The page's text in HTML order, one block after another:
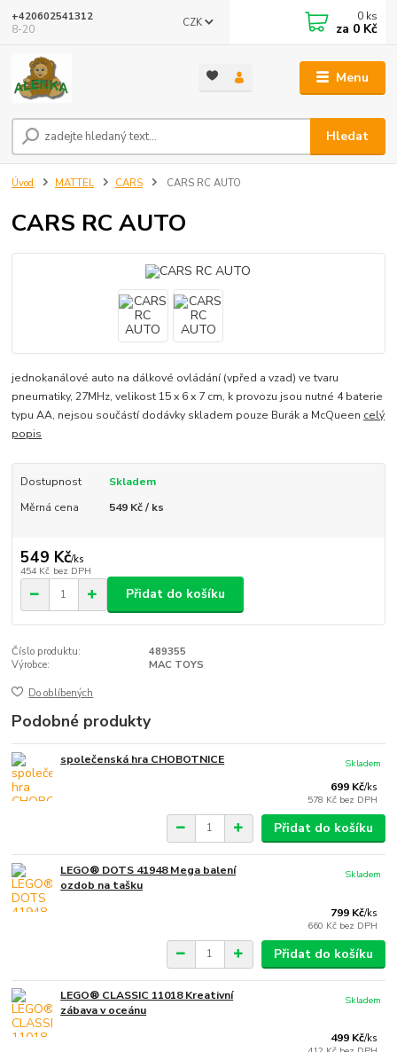
Menu
CZK
Hledat
+420602541312
8-20
0 ks
za 0 Kč
Úvod MATTEL CARS CARS RC AUTO
CARS RC AUTO
jednokanálové auto na dálkové ovládání (vpřed a vzad) ve tvaru
pneumatiky, 27MHz, velikost 15 x 6 x 7 cm, k provozu jsou nutné 4 baterie
typu AA, nejsou součástí dodávky skladem pouze Burák a McQueen celý
popis
Dostupnost
Skladem
Měrná cena
549 Kč / ks
549 Kč/ks
454 Kč bez DPH
Přidat do košíku
Číslo produktu:
489355
Výrobce:
MAC TOYS
Do oblíbených
Podobné produkty
společenská hra CHOBOTNICE
699 Kč/ks
578 Kč bez DPH
Skladem
Přidat do košíku
LEGO® DOTS 41948 Mega balení
ozdob na tašku
799 Kč/ks
660 Kč bez DPH
Skladem
Přidat do košíku
LEGO® CLASSIC 11018 Kreativní
zábava v oceánu
499 Kč/ks
Skladem